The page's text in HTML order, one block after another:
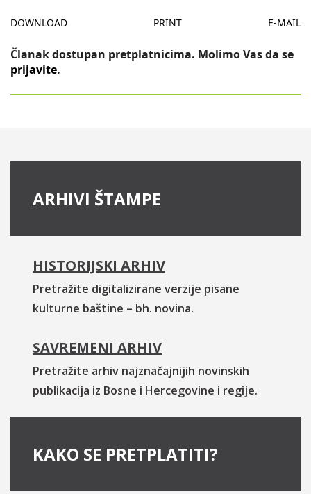
DOWNLOAD PRINT E-MAIL
Članak dostupan pretplatnicima. Molimo Vas da se
prijavite.
ARHIVI ŠTAMPE
HISTORIJSKI ARHIV
Pretražite digitalizirane verzije pisane
kulturne baštine – bh. novina.
SAVREMENI ARHIV
Pretražite arhiv najznačajnijih novinskih
publikacija iz Bosne i Hercegovine i regije.
KAKO SE PRETPLATITI?